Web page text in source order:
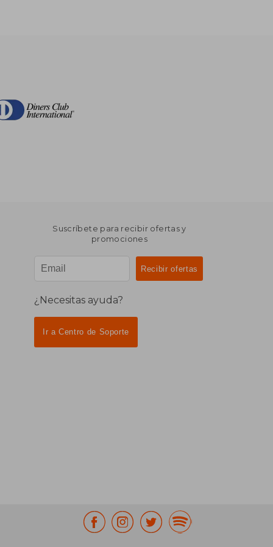
Suscríbete para recibir ofertas y
promociones
¿Necesitas ayuda?
Ir a Centro de Soporte